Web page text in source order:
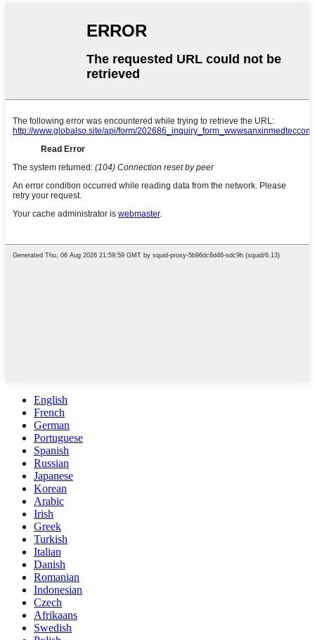
English
French
German
Portuguese
Spanish
Russian
Japanese
Korean
Arabic
Irish
Greek
Turkish
Italian
Danish
Romanian
Indonesian
Czech
Afrikaans
Swedish